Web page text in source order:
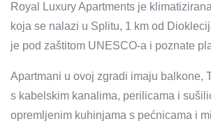
Royal Luxury Apartments je
koja se nalazi u Splitu, 1 km od
je pod zaštitom UNESCO-a i poznate
Apartmani u ovoj zgradi imaju balkone,
s kabelskim kanalima, perilicama i
opremljenim kuhinjama s pećnicama i